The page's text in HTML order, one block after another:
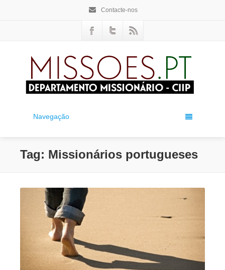
Contacte-nos
Navegação
Tag: Missionários portugueses